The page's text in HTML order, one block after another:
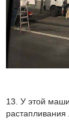
13. У этой